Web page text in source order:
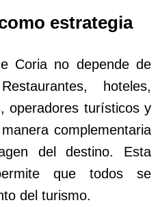
estrategia
Coria no depende de
hoteles,
operadores turísticos y
complementaria
del destino. Esta
que todos se
del turismo.